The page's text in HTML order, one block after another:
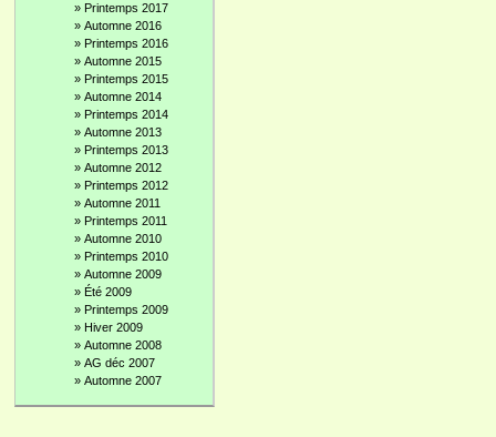
» Printemps 2017
» Automne 2016
» Printemps 2016
» Automne 2015
» Printemps 2015
» Automne 2014
» Printemps 2014
» Automne 2013
» Printemps 2013
» Automne 2012
» Printemps 2012
» Automne 2011
» Printemps 2011
» Automne 2010
» Printemps 2010
» Automne 2009
» Été 2009
» Printemps 2009
» Hiver 2009
» Automne 2008
» AG déc 2007
» Automne 2007